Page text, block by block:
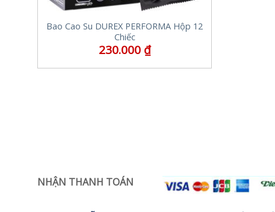
Bao Cao Su DUREX PERFORMA Hộp 12
Chiếc
230.000 ₫
NHẬN THANH TOÁN